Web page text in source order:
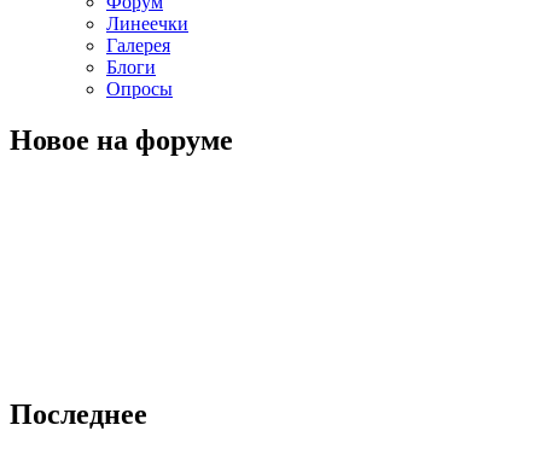
Линеечки
Галерея
Блоги
Опросы
Новое на форуме
Последнее